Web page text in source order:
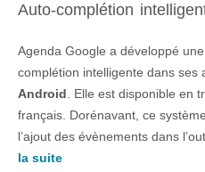
Auto-complétion
Agenda Google a développé
complétion intelligente dans ses
Android . Elle est disponible en
français. Dorénavant, ce
l’ajout des évènements dans
la suite